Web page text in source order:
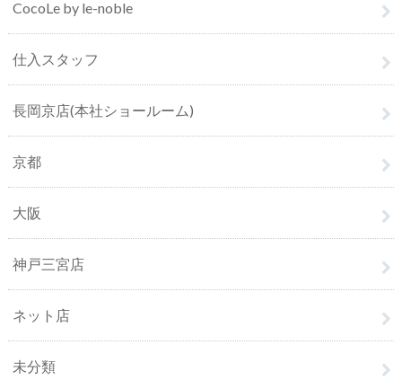
CocoLe by le-noble
仕入スタッフ
長岡京店(本社ショールーム)
京都
大阪
神戸三宮店
ネット店
未分類